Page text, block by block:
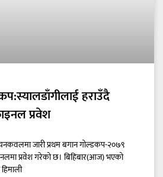
हराउँदै
प्रवेश
जारी प्रथम बगान गोल्डकप-२०७९
प्रवेश गरेको छ। बिहिबार(आज) भएको